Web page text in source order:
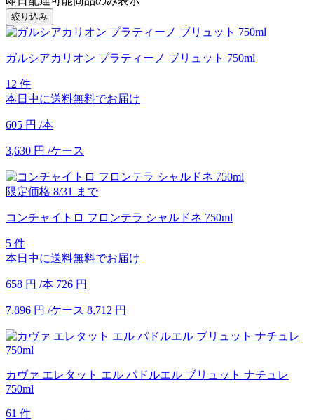
絞り込み
ガルシアカリオン プラティーノ ブリュット 750ml
12 件
本日中に送料無料でお届け
605 円 /本
3,630 円 /ケース
限定価格 8/31 まで
コンチャイトロ フロンテラ シャルドネ 750ml
5 件
本日中に送料無料でお届け
658 円 /本 726 円
7,896 円 /ケース 8,712 円
カヴァ エレタット エル パドルエル ブリュット ナチュレ
750ml
61 件